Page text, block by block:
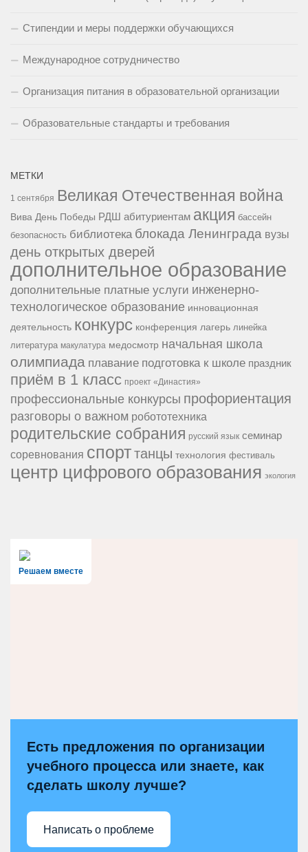
Стипендии и меры поддержки обучающихся
Международное сотрудничество
Организация питания в образовательной организации
Образовательные стандарты и требования
МЕТКИ
1 сентября Великая Отечественная война
Вива День Победы РДШ абитуриентам акция бассейн
безопасность библиотека блокада Ленинграда вузы
день открытых дверей
дополнительное образование
дополнительные платные услуги инженерно-
технологическое образование инновационная
деятельность конкурс конференция лагерь линейка
литература макулатура медосмотр начальная школа
олимпиада плавание подготовка к школе праздник
приём в 1 класс проект «Династия»
профессиональные конкурсы профориентация
разговоры о важном робототехника
родительские собрания русский язык семинар
соревнования спорттанцы технология фестиваль
центр цифрового образования экология
Решаем вместе
Есть предложения по организации
учебного процесса или знаете, как
сделать школу лучше?
Написать о проблеме